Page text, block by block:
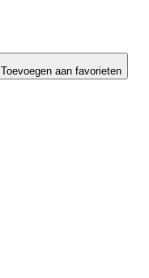
Toevoegen aan favorieten